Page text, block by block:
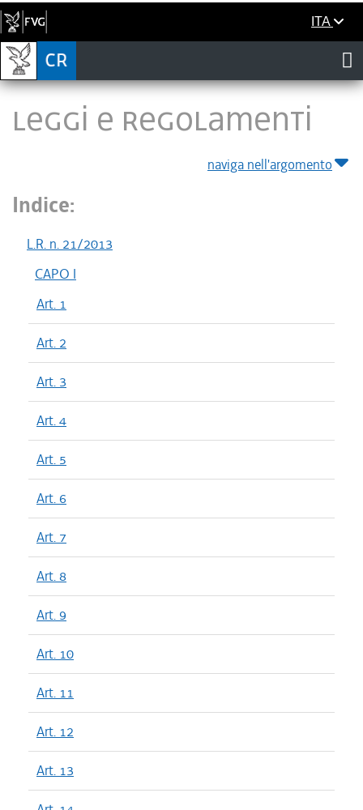
ITA
LEGGI E REGOLAMENTI
naviga nell'argomento
Indice:
L.R. n. 21/2013
CAPO I
Art. 1
Art. 2
Art. 3
Art. 4
Art. 5
Art. 6
Art. 7
Art. 8
Art. 9
Art. 10
Art. 11
Art. 12
Art. 13